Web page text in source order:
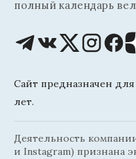
полный календарь
Сайт предназначен
лет.
Деятельность
и Instagram) признана